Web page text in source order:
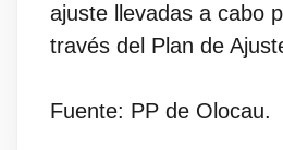
ajuste llevadas a cabo
través del Plan de
Fuente: PP de Olocau.